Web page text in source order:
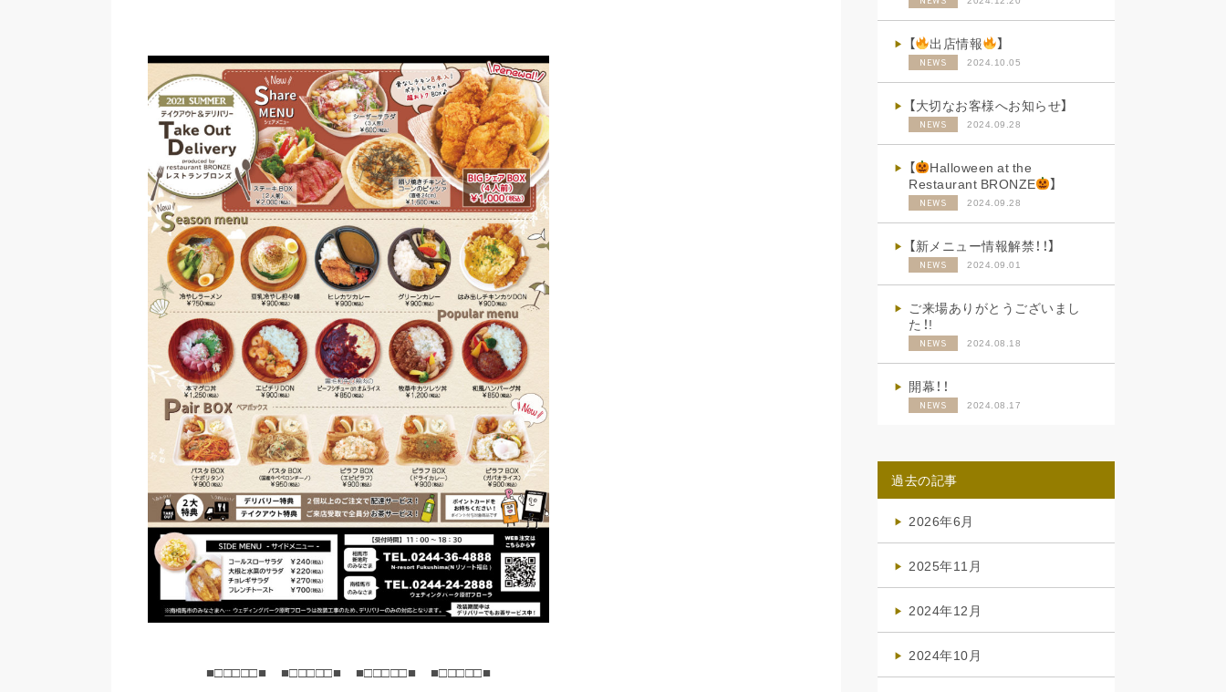
■□□□□□■ ■□□□□□■ ■□□□□□■ ■□□□□□■
【 出店情報 】
NEWS 2024.10.05
【大切なお客様へお知らせ】
NEWS 2024.09.28
【
Halloween at the
Restaurant BRONZE
】
NEWS 2024.09.28
【新メニュー情報解禁！！】
NEWS 2024.09.01
ご来場ありがとうございまし
た！!
NEWS 2024.08.18
開幕！！
NEWS 2024.08.17
過去の記事
2026年6月
2025年11月
2024年12月
2024年10月